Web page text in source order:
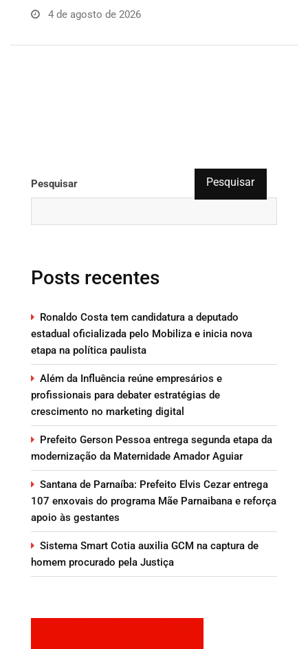
4 de agosto de 2026
Pesquisar Pesquisar
Posts recentes
Ronaldo Costa tem candidatura a deputado
estadual oficializada pelo Mobiliza e inicia nova
etapa na política paulista
Além da Influência reúne empresários e
profissionais para debater estratégias de
crescimento no marketing digital
Prefeito Gerson Pessoa entrega segunda etapa da
modernização da Maternidade Amador Aguiar
Santana de Parnaíba: Prefeito Elvis Cezar entrega
107 enxovais do programa Mãe Parnaibana e reforça
apoio às gestantes
Sistema Smart Cotia auxilia GCM na captura de
homem procurado pela Justiça